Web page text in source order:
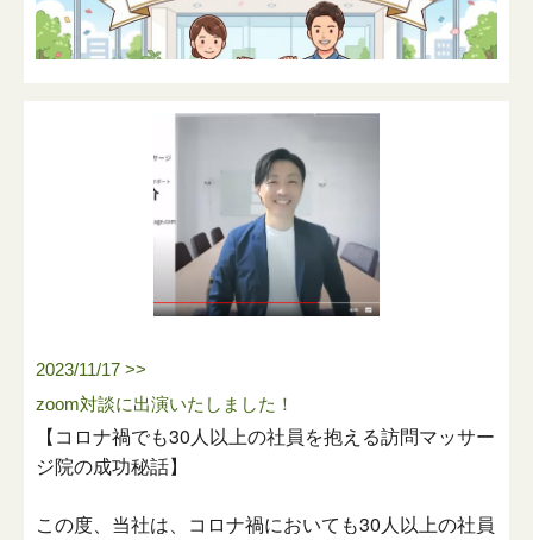
いつもハートスマイルマッサージを支えてくださり、
誠にありがとうございます。
この度、横浜青葉営業所は、さらなる体制強化とサー
が丘」から「あざみ野」へ移転し、新事務所にて業務
を開始いたしました。
【移転先のご案内】
いません。
2023/11/17 >>
zoom対談に出演いたしました！
【コロナ禍でも30人以上の社員を抱える訪問マッサー
ジ院の成功秘話】
この度、当社は、コロナ禍においても30人以上の社員